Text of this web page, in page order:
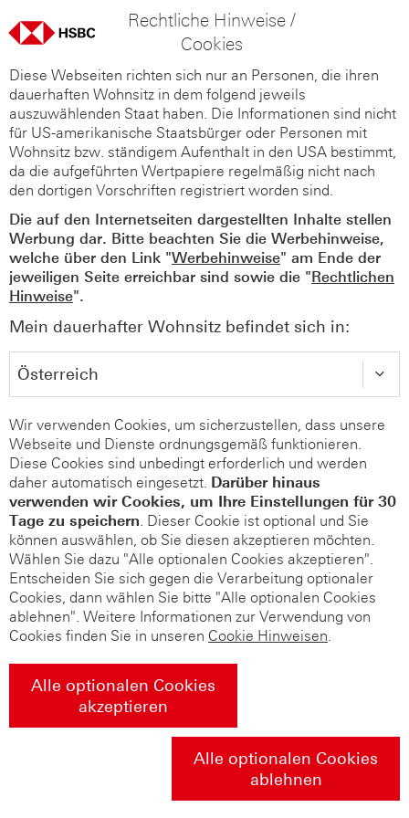
Rechtliche Hinweise /
Cookies
Diese Webseiten richten sich nur an Personen, die ihren
dauerhaften Wohnsitz in dem folgend jeweils
auszuwählenden Staat haben. Die Informationen sind nicht
für US-amerikanische Staatsbürger oder Personen mit
Wohnsitz bzw. ständigem Aufenthalt in den USA bestimmt,
da die aufgeführten Wertpapiere regelmäßig nicht nach
den dortigen Vorschriften registriert worden sind.
Die auf den Internetseiten dargestellten Inhalte stellen
Werbung dar. Bitte beachten Sie die Werbehinweise,
welche über den Link "Werbehinweise" am Ende der
jeweiligen Seite erreichbar sind sowie die "Rechtlichen
Hinweise".
Mein dauerhafter Wohnsitz befindet sich in:
Wir verwenden Cookies, um sicherzustellen, dass unsere
Webseite und Dienste ordnungsgemäß funktionieren.
Diese Cookies sind unbedingt erforderlich und werden
daher automatisch eingesetzt. Darüber hinaus
verwenden wir Cookies, um Ihre Einstellungen für 30
Tage zu speichern. Dieser Cookie ist optional und Sie
können auswählen, ob Sie diesen akzeptieren möchten.
Wählen Sie dazu "Alle optionalen Cookies akzeptieren".
Entscheiden Sie sich gegen die Verarbeitung optionaler
Cookies, dann wählen Sie bitte "Alle optionalen Cookies
ablehnen". Weitere Informationen zur Verwendung von
Cookies finden Sie in unseren Cookie Hinweisen.
Alle optionalen Cookies
akzeptieren
Alle optionalen Cookies
ablehnen